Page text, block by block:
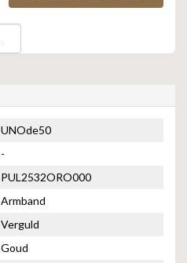
UNOde50
-
PUL2532ORO000
Armband
Verguld
Goud